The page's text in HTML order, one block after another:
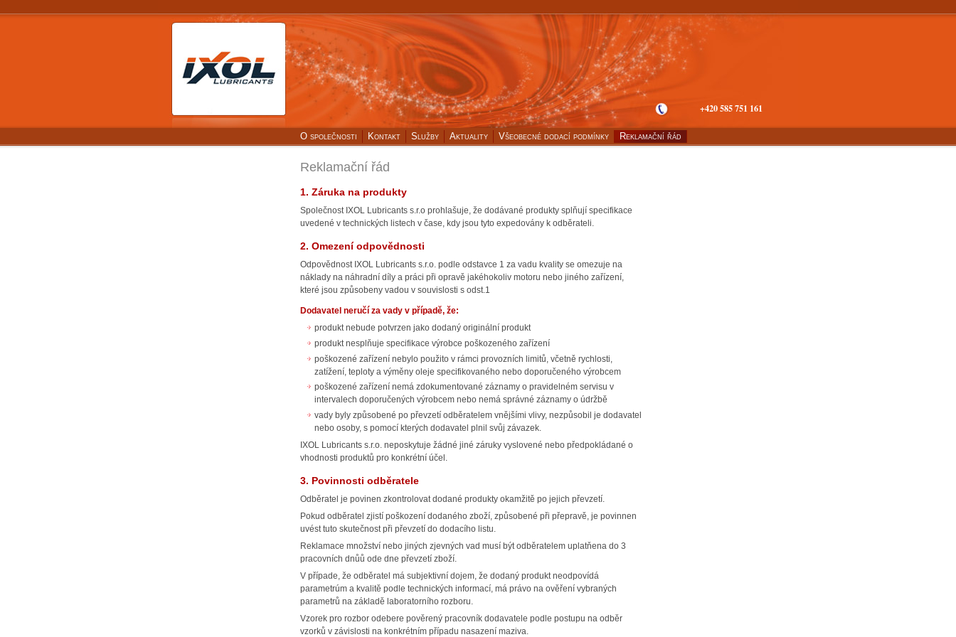
+420 585 751 161
O společnosti Kontakt Služby Aktuality Všeobecné dodací podmínky Reklamační řád
Reklamační řád
1. Záruka na produkty
Společnost IXOL Lubricants s.r.o prohlašuje, že dodávané produkty splňují specifikace
uvedené v technických listech v čase, kdy jsou tyto expedovány k odběrateli.
2. Omezení odpovědnosti
Odpovědnost IXOL Lubricants s.r.o. podle odstavce 1 za vadu kvality se omezuje na
náklady na náhradní díly a práci při opravě jakéhokoliv motoru nebo jiného zařízení,
které jsou způsobeny vadou v souvislosti s odst.1
Dodavatel neručí za vady v případě, že:
produkt nebude potvrzen jako dodaný originální produkt
produkt nesplňuje specifikace výrobce poškozeného zařízení
poškozené zařízení nebylo použito v rámci provozních limitů, včetně rychlosti,
zatížení, teploty a výměny oleje specifikovaného nebo doporučeného výrobcem
poškozené zařízení nemá zdokumentované záznamy o pravidelném servisu v
intervalech doporučených výrobcem nebo nemá správné záznamy o údržbě
vady byly způsobené po převzetí odběratelem vnějšími vlivy, nezpůsobil je dodavatel
nebo osoby, s pomocí kterých dodavatel plnil svůj závazek.
IXOL Lubricants s.r.o. neposkytuje žádné jiné záruky vyslovené nebo předpokládané o
vhodnosti produktů pro konkrétní účel.
3. Povinnosti odběratele
Odběratel je povinen zkontrolovat dodané produkty okamžitě po jejich převzetí.
Pokud odběratel zjistí poškození dodaného zboží, způsobené při přepravě, je povinnen
uvést tuto skutečnost při převzetí do dodacího listu.
Reklamace množství nebo jiných zjevných vad musí být odběratelem uplatňena do 3
pracovních dnůů ode dne převzetí zboží.
V případe, že odběratel má subjektivní dojem, že dodaný produkt neodpovídá
parametrúm a kvalitě podle technických informací, má právo na ověření vybraných
parametrů na základě laboratorního rozboru.
Vzorek pro rozbor odebere pověrený pracovník dodavatele podle postupu na odběr
vzorků v závislosti na konkrétním případu nasazení maziva.